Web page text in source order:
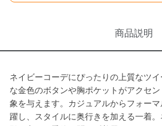
商品説明
ネイビーコーデにぴったりの上質なツ
な金色のボタンや胸ポケットがアクセ
象を与えます。カジュアルからフォー
躍し、スタイルに奥行きを加える一着